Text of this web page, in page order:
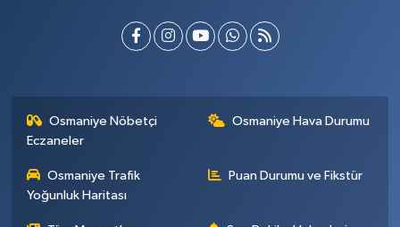
Osmaniye Nöbetçi
Eczaneler
Osmaniye Hava Durumu
Osmaniye Trafik
Yoğunluk Haritası
Puan Durumu ve Fikstür